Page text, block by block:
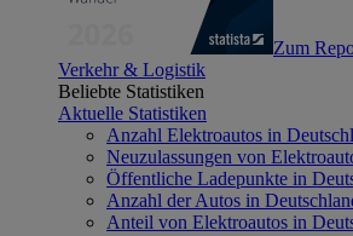
Zum
Verkehr & Logistik
Beliebte Statistiken
Aktuelle Statistiken
Anzahl Elektroautos in
Neuzulassungen von
Öffentliche Ladepunkte in
Anzahl der Autos in
Anteil von Elektroautos in